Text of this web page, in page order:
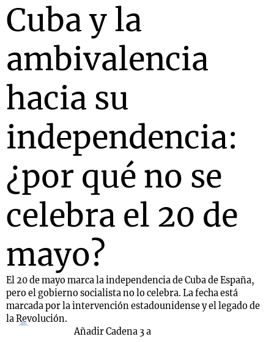
Cuba y la
ambivalencia
hacia su
independencia:
¿por qué no se
celebra el 20 de
mayo?
El 20 de mayo marca la independencia de Cuba de España,
pero el gobierno socialista no lo celebra. La fecha está
marcada por la intervención estadounidense y el legado de
la Revolución.
Añadir Cadena 3 a